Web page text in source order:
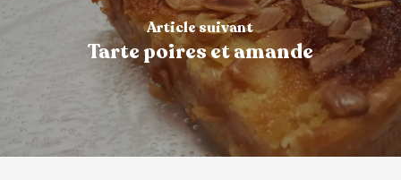
Article suivant
Tarte poires et amande